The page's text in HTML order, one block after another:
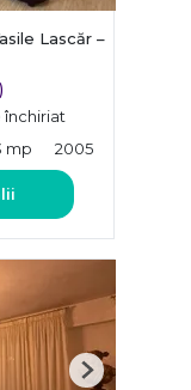
Lascăr –
mp 2005
Next